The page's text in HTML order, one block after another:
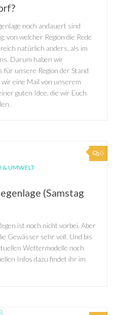
noch andauert sind
von welcher Region die Rede
natürlich anders, als im
Darum haben wir
für unsere Region der Stand
eine Mail von unserem
guten Idee, die wir Euch
0
& UMWELT
(Samstag
ist noch nicht vorbei. Aber
Gewässer sehr voll. Und bis
Wettermodelle noch
Infos dazu findet ihr im